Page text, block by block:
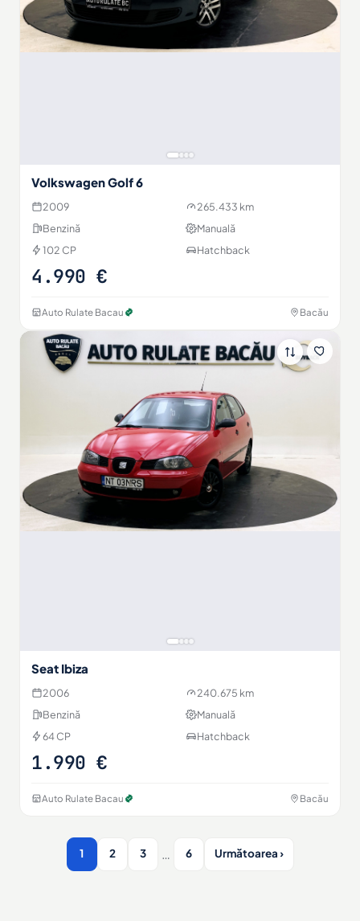
Volkswagen Golf 6
2009
265.433 km
Benzină
Manuală
102 CP
Hatchback
4.990 €
Auto Rulate Bacau Bacău
Seat Ibiza
2006
240.675 km
Benzină
Manuală
64 CP
Hatchback
1.990 €
Auto Rulate Bacau Bacău
1 2 3 … 6 Următoarea ›